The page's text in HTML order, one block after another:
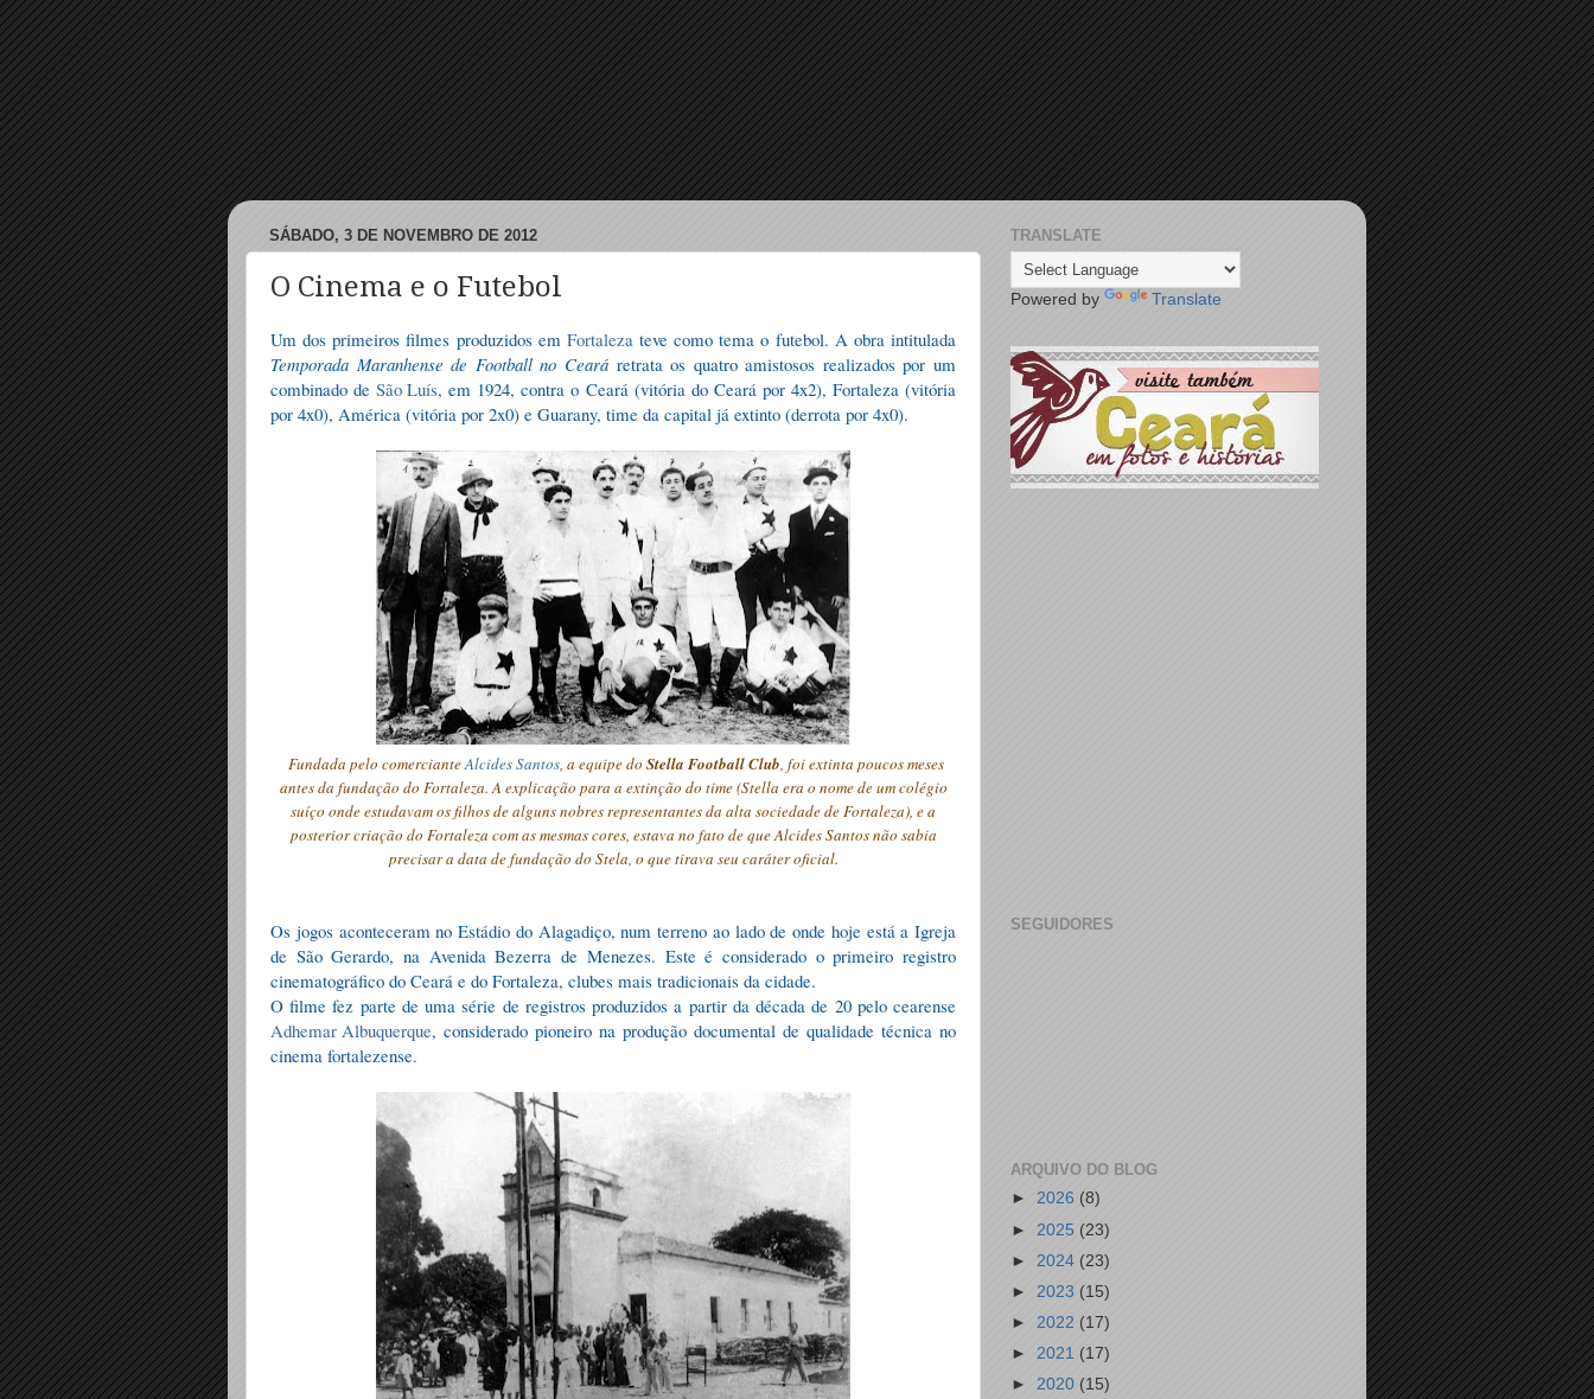
SÁBADO, 3 DE NOVEMBRO DE 2012
O Cinema e o Futebol
Um dos primeiros filmes produzidos em Fortalezateve como tema o futebol. A obra intitulada
Temporada Maranhense de Football no Cearáretrata os quatro amistosos realizados por um
combinado deSão Luís, em 1924, contra o Ceará (vitória do Ceará por 4x2), Fortaleza (vitória
por 4x0), América (vitória por 2x0) e Guarany, time da capital já extinto (derrota por 4x0).
Fundada pelo comercianteAlcides Santos, a equipe do Stella Football Club, foi extinta poucos meses
antes da fundação do Fortaleza. A explicação para a extinção do time(Stella era o nome de um colégio
suíço onde estudavam os filhos de alguns nobres representantes da alta sociedade de Fortaleza), e a
posterior criação do Fortaleza com as mesmas cores, estava no fato de que AlcidesSantosnão sabia
precisar a data de fundação do Stela, o que tirava seu caráter oficial.
Os jogos aconteceram no Estádio do Alagadiço, num terreno ao lado de onde hoje está a Igreja
de São Gerardo, na Avenida Bezerra de Menezes. Este é considerado o primeiro registro
cinematográfico do Ceará e do Fortaleza, clubes mais tradicionais da cidade.
O filme fez parte de uma série de registros produzidos a partir da década de 20 pelo cearense
Adhemar Albuquerque, considerado pioneiro na produção documental de qualidade técnica no
cinema fortalezense.
TRANSLATE
Powered by Translate
SEGUIDORES
ARQUIVO DO BLOG
► 2026 (8)
► 2025 (23)
► 2024 (23)
► 2023 (15)
► 2022 (17)
► 2021 (17)
► 2020 (15)